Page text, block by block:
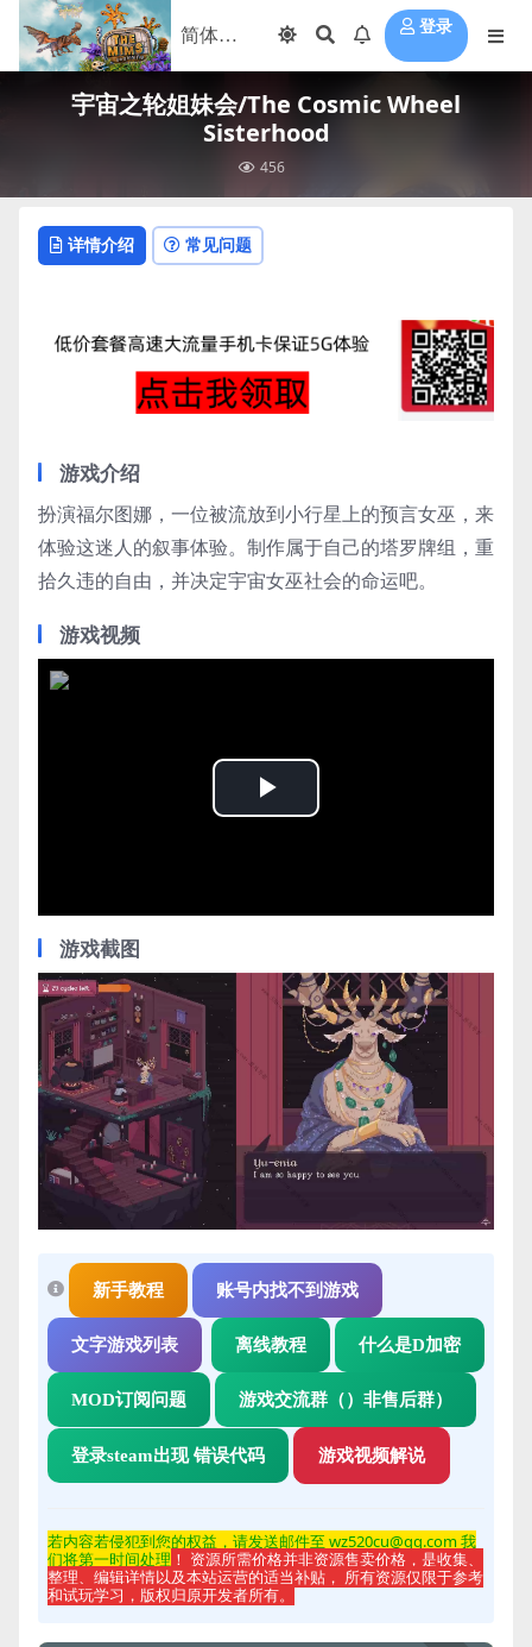
登录
宇宙之轮姐妹会/The Cosmic Wheel
Sisterhood
456
详情介绍 常见问题
游戏介绍
扮演福尔图娜，一位被流放到小行星上的预言女巫，来
体验这迷人的叙事体验。制作属于自己的塔罗牌组，重
拾久违的自由，并决定宇宙女巫社会的命运吧。
游戏视频
Play
游戏截图
新手教程 账号内找不到游戏
文字游戏列表 离线教程 什么是D加密
MOD订阅问题 游戏交流群（）非售后群）
登录steam出现 错误代码 游戏视频解说
若内容若侵犯到您的权益，请发送邮件至 wz520cu@qq.com 我
们将第一时间处理 ！ 资源所需价格并非资源售卖价格，是收集、
整理、编辑详情以及本站运营的适当补贴， 所有资源仅限于参考
和试玩学习，版权归原开发者所有。